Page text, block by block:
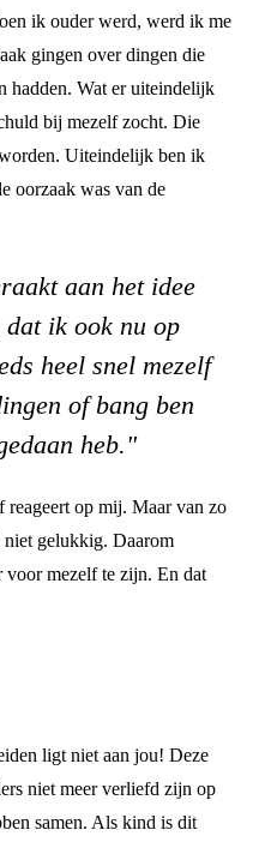
ik ouder werd, werd ik me
gingen over dingen die
hadden. Wat er uiteindelijk
bij mezelf zocht. Die
Uiteindelijk ben ik
oorzaak was van de
aan het idee
ik ook nu op
heel snel mezelf
of bang ben
heb."
op mij. Maar van zo
gelukkig. Daarom
voor mezelf te zijn. En dat
ligt niet aan jou! Deze
niet meer verliefd zijn op
samen. Als kind is dit